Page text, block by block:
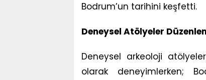
Bodrum’un tarihini keşfetti.
Deneysel Atölyeler
Deneysel arkeoloji
olarak deneyimlerken;